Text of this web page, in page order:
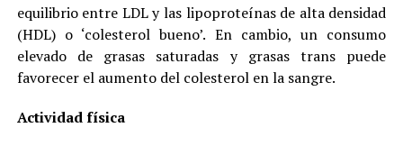
equilibrio entre LDL y las lipoproteínas de alta densidad
(HDL) o ‘colesterol bueno’. En cambio, un consumo
elevado de grasas saturadas y grasas trans puede
favorecer el aumento del colesterol en la sangre.
Actividad física